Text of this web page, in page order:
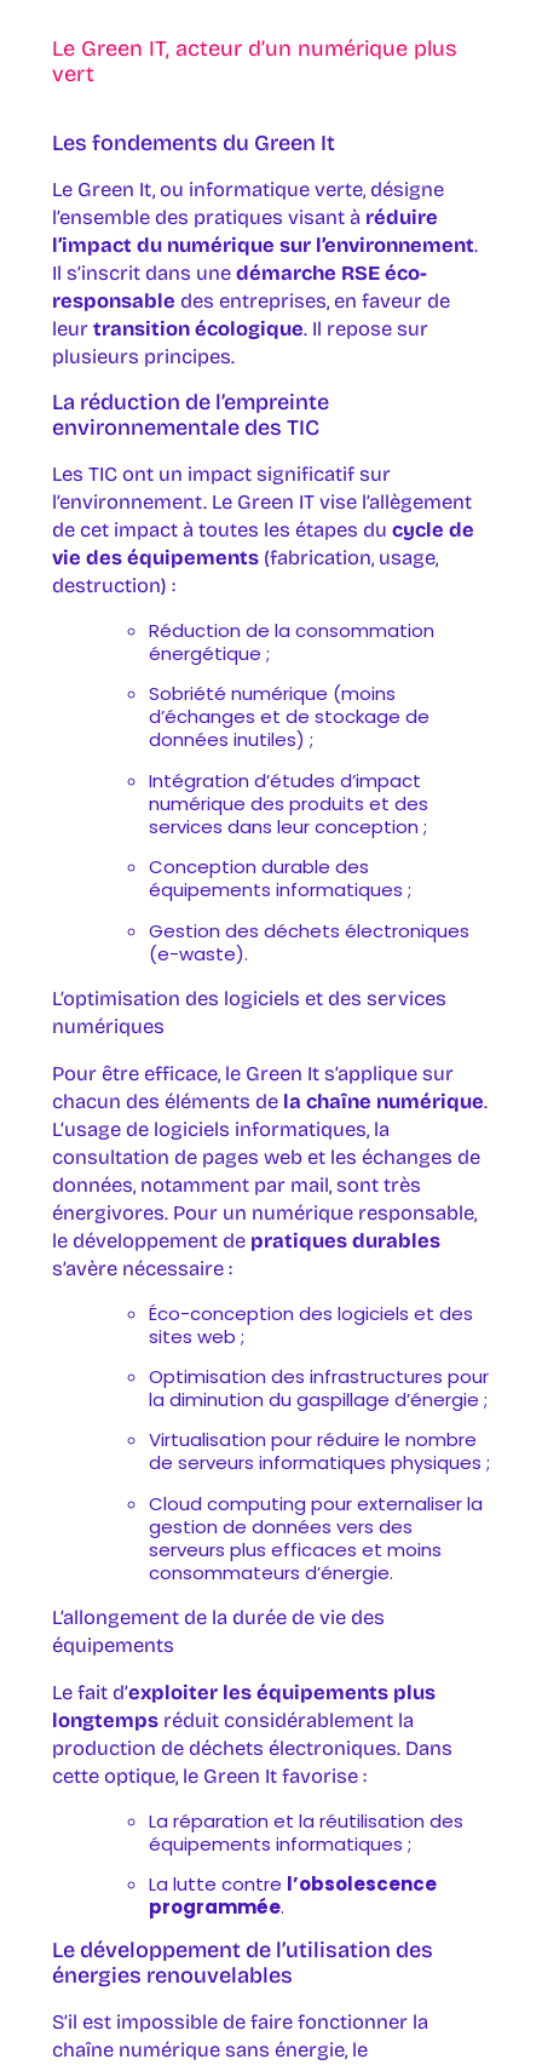
Le Green IT, acteur d’un numérique plus
vert
Les fondements du Green It
Le Green It, ou informatique verte, désigne
l’ensemble des pratiques visant à réduire
l’impact du numérique sur l’environnement.
Il s’inscrit dans une démarche RSE éco-
responsable des entreprises, en faveur de
leur transition écologique. Il repose sur
plusieurs principes.
La réduction de l’empreinte
environnementale des TIC
Les TIC ont un impact significatif sur
l’environnement. Le Green IT vise l’allègement
de cet impact à toutes les étapes du cycle de
vie des équipements(fabrication, usage,
destruction) :
Réduction de la consommation
énergétique ;
Sobriété numérique (moins
d’échanges et de stockage de
données inutiles) ;
Intégration d’études d’impact
numérique des produits et des
services dans leur conception ;
Conception durable des
équipements informatiques ;
Gestion des déchets électroniques
(e-waste).
L’optimisation des logiciels et des services
numériques
Pour être efficace, le Green It s’applique sur
chacun des éléments de la chaîne numérique.
L’usage de logiciels informatiques, la
consultation de pages web et les échanges de
données, notamment par mail, sont très
énergivores. Pour un numérique responsable,
le développement de pratiques durables
s’avère nécessaire :
Éco-conception des logiciels et des
sites web ;
Optimisation des infrastructures pour
la diminution du gaspillage d’énergie ;
Virtualisation pour réduire le nombre
de serveurs informatiques physiques ;
Cloud computing pour externaliser la
gestion de données vers des
serveurs plus efficaces et moins
consommateurs d’énergie.
L’allongement de la durée de vie des
équipements
Le fait d’exploiter les équipements plus
longtempsréduit considérablement la
production de déchets électroniques. Dans
cette optique, le Green It favorise :
La réparation et la réutilisation des
équipements informatiques ;
La lutte contre l’obsolescence
programmée.
Le développement de l’utilisation des
énergies renouvelables
S’il est impossible de faire fonctionner la
chaîne numérique sans énergie, le